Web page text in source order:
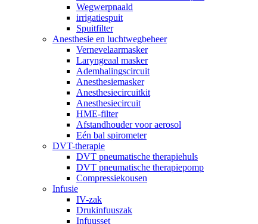
Wegwerpnaald
irrigatiespuit
Spuitfilter
Anesthesie en luchtwegbeheer
Vernevelaarmasker
Laryngeaal masker
Ademhalingscircuit
Anesthesiemasker
Anesthesiecircuitkit
Anesthesiecircuit
HME-filter
Afstandhouder voor aerosol
Eén bal spirometer
DVT-therapie
DVT pneumatische therapiehuls
DVT pneumatische therapiepomp
Compressiekousen
Infusie
IV-zak
Drukinfuuszak
Infuusset